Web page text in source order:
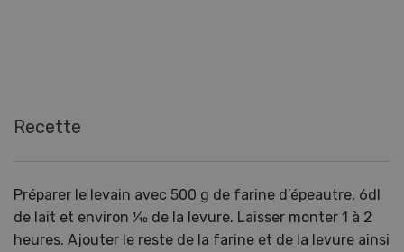
Recette
Préparer le levain avec 500 g de farine d’épeautre, 6dl
de lait et environ 1⁄10 de la levure. Laisser monter 1 à 2
heures. Ajouter le reste de la farine et de la levure ainsi